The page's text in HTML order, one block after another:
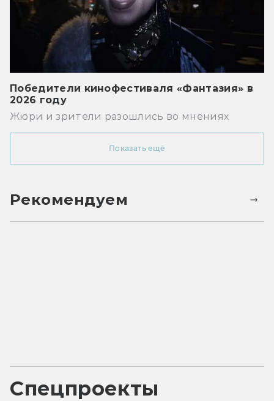
Победители кинофестиваля «Фантазия» в
2026 году
Жюри и зрители разошлись во мнениях
Показать ещё
Рекомендуем
Спецпроекты